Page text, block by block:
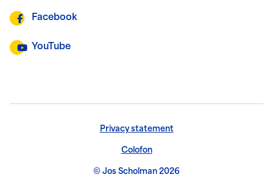
Facebook
YouTube
Privacy statement
Colofon
© Jos Scholman 2026